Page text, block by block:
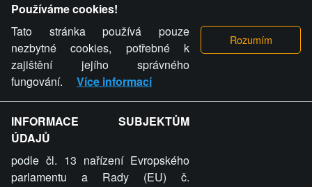
videa a komentáře. Osoba, které se toto opatření provozovatele
stránky týče, ani osoba, která umístila fotografii nebo video na
stránku, nemůže z důvodu odstranění fotografie, videa nebo
komentáře pro výše uvedenou okolnost uplatnit vůči
provozovateli stránky žádný nárok na náhradu škody nebo
nemajetkové újmy.
ZVRÁCENÝ.CZ - Svět není zvrácenej. To jen
ty lidi...
Používáme cookies!
Tato stránka používá pouze
nezbytné cookies, potřebné k
zajištění jejího správného
fungování.
Více informací
INFORMACE SUBJEKTŮM
ÚDAJŮ
podle čl. 13 nařízení Evropského
parlamentu a Rady (EU) č.